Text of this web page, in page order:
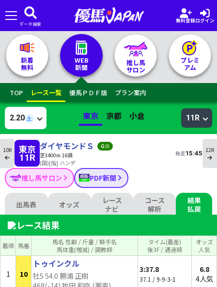
🏇 推し馬サロンTOP
レース一覧
記者&予想家
お気に入り
データ検索
無料登録ログイン
新着
無料
WEB
新聞
推し馬
サロン
プレミ
アム
TOP レース一覧 優馬ＰＤＦ版 プラン案内
2.20 土 東京 京都 小倉 11R
10R 東京
11R
ダイヤモンドＳ
芝3400m 16頭
(国)[指] ハンデ
発走15:45 12R
推し馬サロン PDF新聞
出馬表 オッズ
レース
ナビ
コース
解析
結果
払戻
レース結果
着順 馬番
馬名 性齢 / 斤量 / 騎手名
馬体重(増減) / 調教師
タイム(着差)
後3F / 通過順
オッズ
人気
1 10
トゥインクル
牡5 54.0 勝浦 正樹
3:37.8
37.1 / 9-9-3-1
6.8
4人気